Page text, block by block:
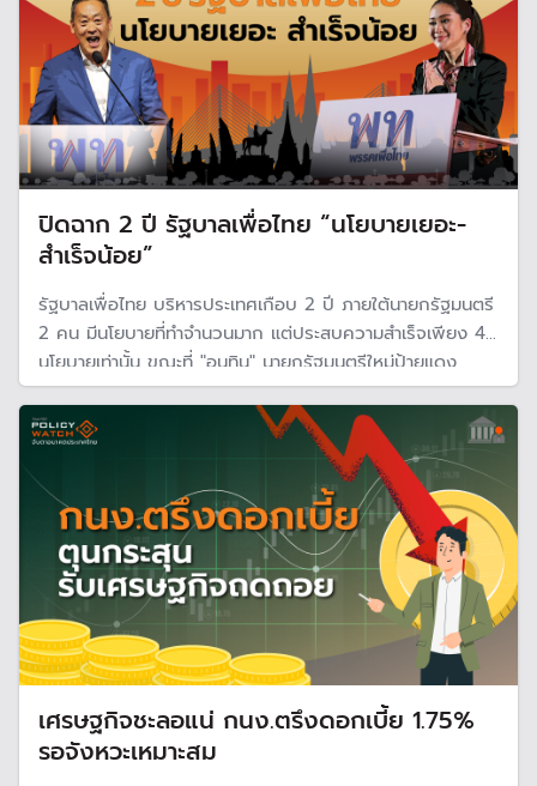
ปิดฉาก 2 ปี รัฐบาลเพื่อไทย “นโยบายเยอะ-
สำเร็จน้อย”
รัฐบาลเพื่อไทย บริหารประเทศเกือบ 2 ปี ภายใต้นายกรัฐมนตรี
2 คน มีนโยบายที่ทำจำนวนมาก แต่ประสบความสำเร็จเพียง 4
นโยบายเท่านั้น ขณะที่ "อนุทิน" นายกรัฐมนตรีใหม่ป้ายแดง
ประกาศแก้ปัญหาเร่งด่วน 4 ด้าน ทั้งเศรษฐกิจ ชายแดน
กัมพูชา ภัยพิบัติ และอาชญากรรม
เศรษฐกิจชะลอแน่ กนง.ตรึงดอกเบี้ย 1.75%
รอจังหวะเหมาะสม